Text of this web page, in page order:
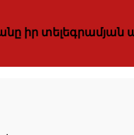
իր տելեգրամյան